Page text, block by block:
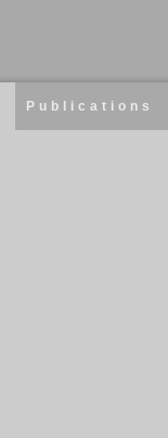
Publications